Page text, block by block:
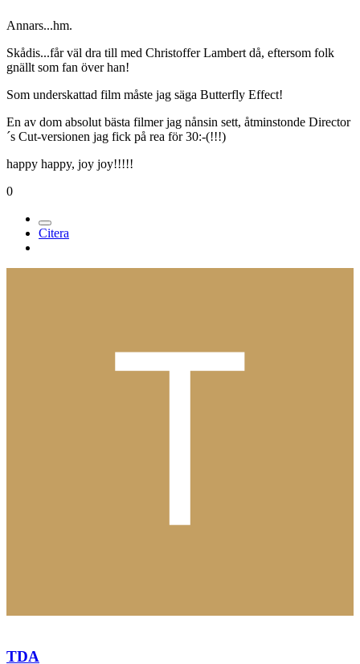
Annars...hm.
Skådis...får väl dra till med Christoffer Lambert då, eftersom folk
gnällt som fan över han!
Som underskattad film måste jag säga Butterfly Effect!
En av dom absolut bästa filmer jag nånsin sett, åtminstonde Director
´s Cut-versionen jag fick på rea för 30:-(!!!)
happy happy, joy joy!!!!!
0
Citera